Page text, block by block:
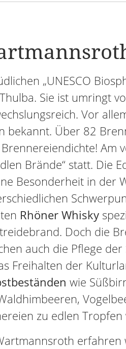
„UNESCO
Sie ist umringt
Vor
bekannt. Über 82
Am
Brände“ statt. Die
Besonderheit in
Rhöner Whisky
Doch die
auch die Pflege
Freihalten der
wie
zu edlen
erfahren